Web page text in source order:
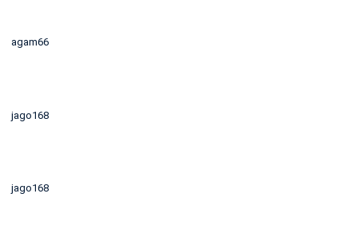
agam66
jago168
jago168